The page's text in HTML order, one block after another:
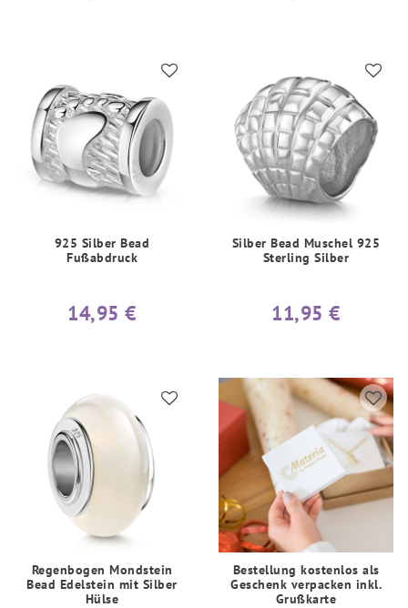
925 Silber Bead
Fußabdruck
14,95 €
Silber Bead Muschel 925
Sterling Silber
11,95 €
Regenbogen Mondstein
Bead Edelstein mit Silber
Hülse
Bestellung kostenlos als
Geschenk verpacken inkl.
Grußkarte